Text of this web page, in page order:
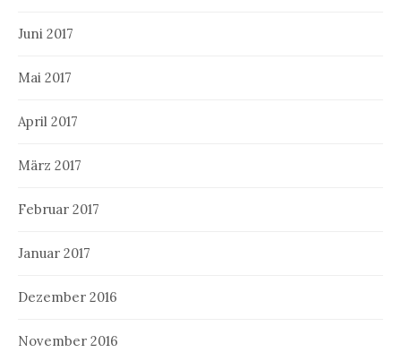
Juni 2017
Mai 2017
April 2017
März 2017
Februar 2017
Januar 2017
Dezember 2016
November 2016